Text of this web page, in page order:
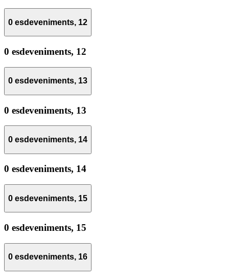
0 esdeveniments, 12
0 esdeveniments, 12
0 esdeveniments, 13
0 esdeveniments, 13
0 esdeveniments, 14
0 esdeveniments, 14
0 esdeveniments, 15
0 esdeveniments, 15
0 esdeveniments, 16